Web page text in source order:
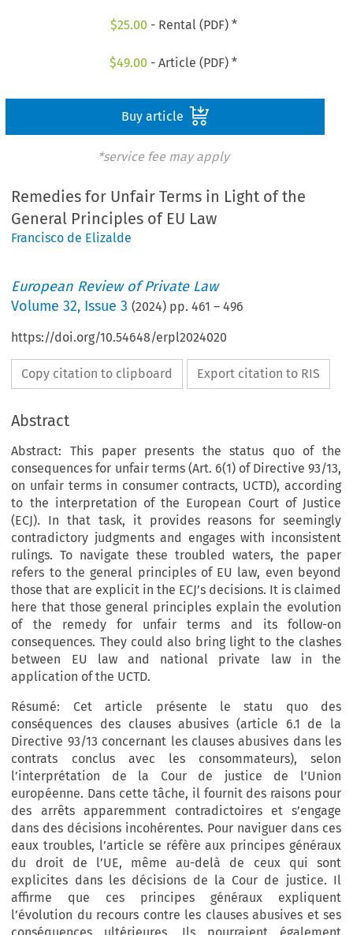
$25.00 - Rental (PDF) *
$49.00 - Article (PDF) *
Buy article
*service fee may apply
Remedies for Unfair Terms in Light of the
General Principles of EU Law
Francisco de Elizalde
European Review of Private Law
Volume32, Issue 3 (2024) pp.461 –496
https://doi.org/10.54648/erpl2024020
Copy citation to clipboard Export citation to RIS
Abstract
Abstract: This paper presents the status quo of the
consequences for unfair terms (Art. 6(1) of Directive 93/13,
on unfair terms in consumer contracts, UCTD), according
to the interpretation of the European Court of Justice
(ECJ). In that task, it provides reasons for seemingly
contradictory judgments and engages with inconsistent
rulings. To navigate these troubled waters, the paper
refers to the general principles of EU law, even beyond
those that are explicit in the ECJ’s decisions. It is claimed
here that those general principles explain the evolution
of the remedy for unfair terms and its follow-on
consequences. They could also bring light to the clashes
between EU law and national private law in the
application of the UCTD.
Résumé: Cet article présente le statu quo des
conséquences des clauses abusives (article 6.1 de la
Directive 93/13 concernant les clauses abusives dans les
contrats conclus avec les consommateurs), selon
l’interprétation de la Cour de justice de l’Union
européenne. Dans cette tâche, il fournit des raisons pour
des arrêts apparemment contradictoires et s’engage
dans des décisions incohérentes. Pour naviguer dans ces
eaux troubles, l’article se réfère aux principes généraux
du droit de l’UE, même au-delà de ceux qui sont
explicites dans les décisions de la Cour de justice. Il
affirme que ces principes généraux expliquent
l’évolution du recours contre les clauses abusives et ses